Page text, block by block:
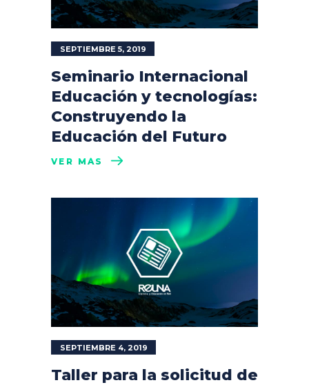
SEPTIEMBRE 5, 2019
Seminario Internacional
Educación y tecnologías:
Construyendo la
Educación del Futuro
VER MÁS
SEPTIEMBRE 4, 2019
Taller para la solicitud de